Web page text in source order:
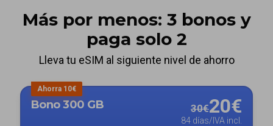
Más por menos: 3 bonos y
paga solo 2
Lleva tu eSIM al siguiente nivel de ahorro
Bono 300 GB
Ahorra 10€
30€20€
84 días/IVA incl.